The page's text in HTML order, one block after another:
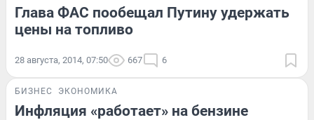
Глава ФАС пообещал Путину удержать
цены на топливо
28 августа, 2014, 07:50 667 6
БИЗНЕС ЭКОНОМИКА
Инфляция «работает» на бензине